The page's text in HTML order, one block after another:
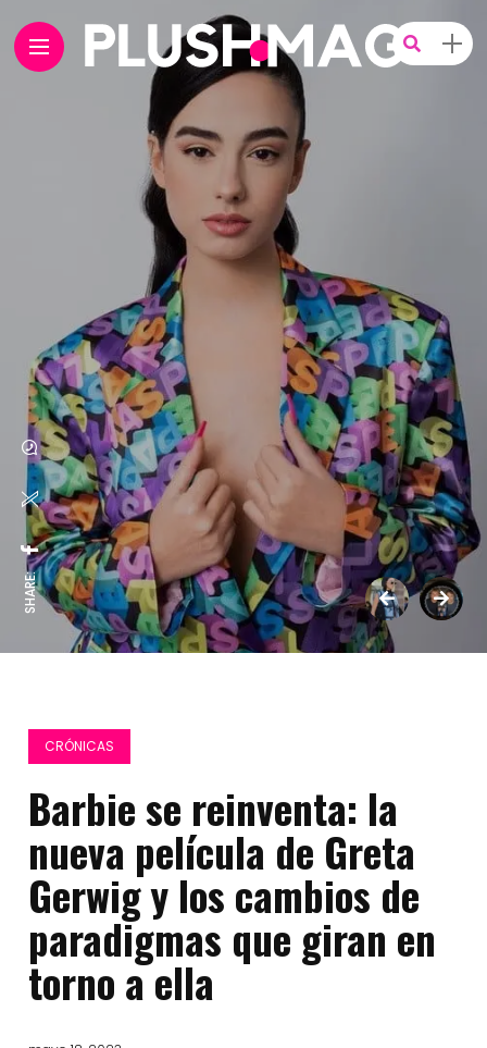
SHARE:
CRÓNICAS
Barbie se reinventa: la
nueva película de Greta
Gerwig y los cambios de
paradigmas que giran en
torno a ella